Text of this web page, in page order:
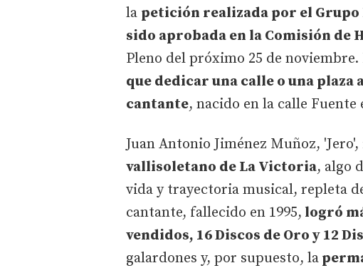
la petición realizada por el
sido aprobada en la Comisión de
Pleno del próximo 25 de noviembre.
que dedicar una calle o una plaza
cantante, nacido en la calle Fuente
Juan Antonio Jiménez Muñoz, 'Jero',
vallisoletano de La Victoria, algo
vida y trayectoria musical, repleta
cantante, fallecido en 1995, logró
vendidos, 16 Discos de Oro y 12
galardones y, por supuesto, la